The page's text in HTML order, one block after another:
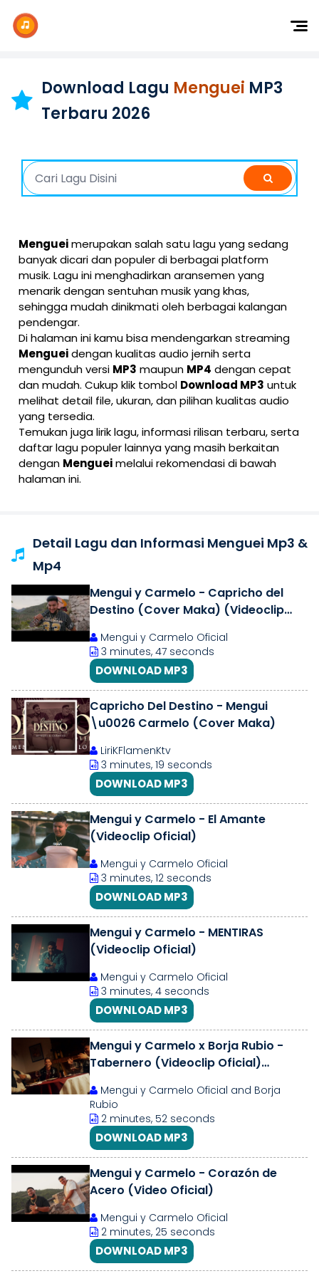
Dangdut
Barat
Download Lagu Menguei MP3
Terbaru 2026
Mengueimerupakan salah satu lagu yang sedang
banyak dicari dan populer di berbagai platform
musik. Lagu ini menghadirkan aransemen yang
menarik dengan sentuhan musik yang khas,
sehingga mudah dinikmati oleh berbagai kalangan
pendengar.
Di halaman ini kamu bisa mendengarkan streaming
Mengueidengan kualitas audio jernih serta
mengunduh versi MP3 maupun MP4 dengan cepat
dan mudah. Cukup klik tombol Download MP3 untuk
melihat detail file, ukuran, dan pilihan kualitas audio
yang tersedia.
Temukan juga lirik lagu, informasi rilisan terbaru, serta
daftar lagu populer lainnya yang masih berkaitan
dengan Mengueimelalui rekomendasi di bawah
halaman ini.
Detail Lagu dan Informasi Menguei Mp3 &
Mp4
Mengui y Carmelo - Capricho del
Destino (Cover Maka) (Videoclip
Mengui y Carmelo Oficial
3 minutes, 47 seconds
DOWNLOAD MP3
Capricho Del Destino - Mengui
\u0026 Carmelo (Cover Maka)
LiriKFlamenKtv
3 minutes, 19 seconds
DOWNLOAD MP3
Mengui y Carmelo - El Amante
(Videoclip Oficial)
Mengui y Carmelo Oficial
3 minutes, 12 seconds
DOWNLOAD MP3
Mengui y Carmelo - MENTIRAS
(Videoclip Oficial)
Mengui y Carmelo Oficial
3 minutes, 4 seconds
DOWNLOAD MP3
Mengui y Carmelo x Borja Rubio -
Tabernero (Videoclip Oficial)
Mengui y Carmelo Oficial and Borja
Rubio
2 minutes, 52 seconds
DOWNLOAD MP3
Mengui y Carmelo - Corazón de
Acero (Video Oficial)
Mengui y Carmelo Oficial
2 minutes, 25 seconds
DOWNLOAD MP3